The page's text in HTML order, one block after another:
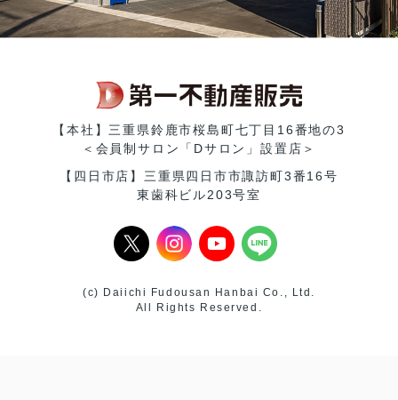
【本社】三重県鈴鹿市桜島町七丁目16番地の3
＜会員制サロン「Dサロン」設置店＞
【四日市店】三重県四日市市諏訪町3番16号
東歯科ビル203号室
(c) Daiichi Fudousan Hanbai Co., Ltd.
All Rights Reserved.